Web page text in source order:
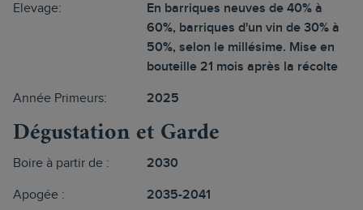
Elevage:
En barriques neuves de 40% à
60%, barriques d'un vin de 30% à
50%, selon le millésime. Mise en
bouteille 21 mois après la récolte
Année Primeurs: 2025
Dégustation et Garde
Boire à partir de : 2030
Apogée : 2035-2041